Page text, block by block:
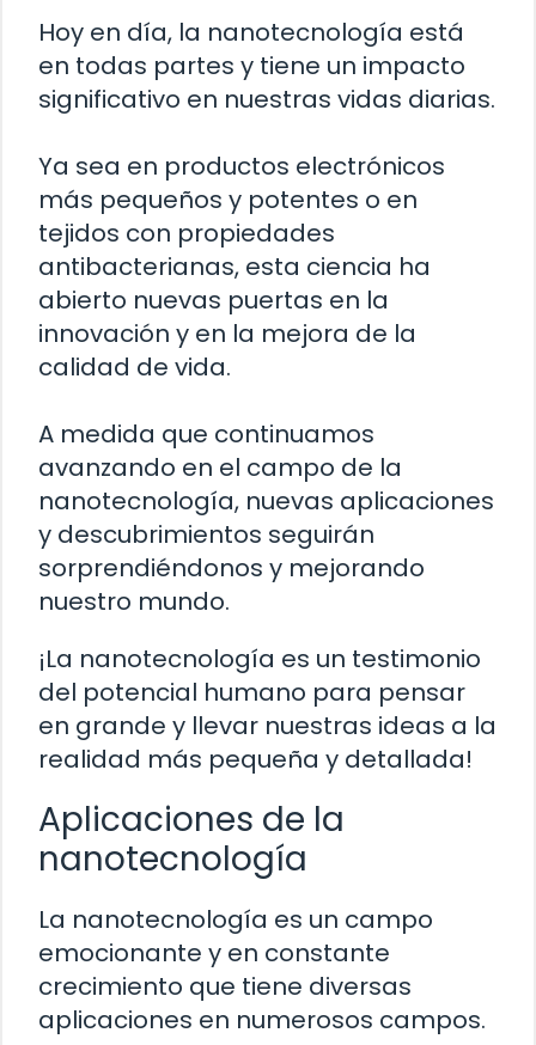
Hoy en día, la nanotecnología está
en todas partes y tiene un impacto
significativo en nuestras vidas diarias.
Ya sea en productos electrónicos
más pequeños y potentes o en
tejidos con propiedades
antibacterianas, esta ciencia ha
abierto nuevas puertas en la
innovación y en la mejora de la
calidad de vida.
A medida que continuamos
avanzando en el campo de la
nanotecnología, nuevas aplicaciones
y descubrimientos seguirán
sorprendiéndonos y mejorando
nuestro mundo.
¡La nanotecnología es un testimonio
del potencial humano para pensar
en grande y llevar nuestras ideas a la
realidad más pequeña y detallada!
Aplicaciones de la
nanotecnología
La nanotecnología es un campo
emocionante y en constante
crecimiento que tiene diversas
aplicaciones en numerosos campos.